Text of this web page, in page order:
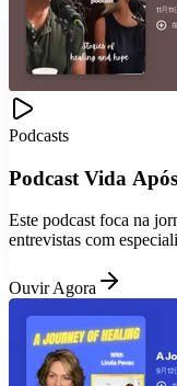
Podcasts
Podcast Vida
Este podcast foca na
entrevistas com
Ouvir Agora